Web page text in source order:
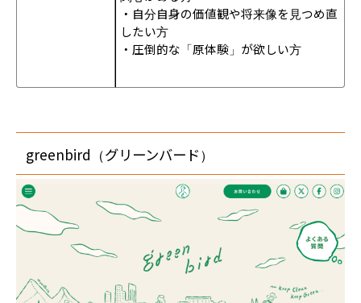
・自分自身の価値観や将来像を見つめ直
したい方
・圧倒的な「原体験」が欲しい方
greenbird（グリーンバード）